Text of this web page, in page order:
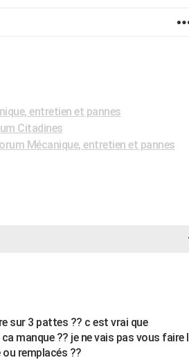
entretien et pannes
Citadines
Mécanique, entretien et pannes
sur 3 pattes ?? c est vrai que
manque ?? je ne vais pas vous faire l
remplacés ??